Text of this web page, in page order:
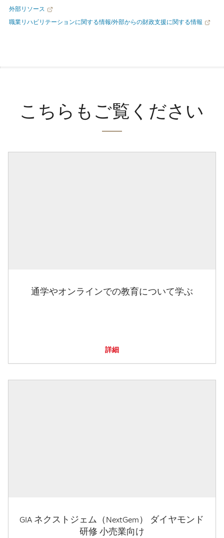
外部リソース
職業リハビリテーションに関する情報/外部からの財政支援に関する情報
こちらもご覧ください
通学やオンラインでの教育について学ぶ
詳細
GIA ネクストジェム（NextGem） ダイヤモンド
研修 小売業向け